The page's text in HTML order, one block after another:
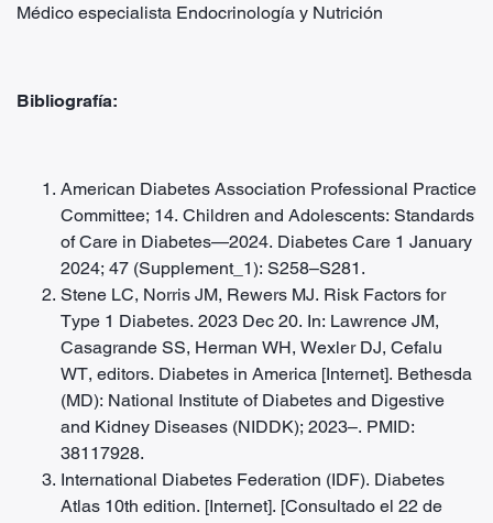
Médico especialista Endocrinología y Nutrición
Bibliografía:
American Diabetes Association Professional Practice
Committee; 14. Children and Adolescents: Standards
of Care in Diabetes—2024. Diabetes Care 1 January
2024; 47 (Supplement_1): S258–S281.
Stene LC, Norris JM, Rewers MJ. Risk Factors for
Type 1 Diabetes. 2023 Dec 20. In: Lawrence JM,
Casagrande SS, Herman WH, Wexler DJ, Cefalu
WT, editors. Diabetes in America [Internet]. Bethesda
(MD): National Institute of Diabetes and Digestive
and Kidney Diseases (NIDDK); 2023–. PMID:
38117928.
International Diabetes Federation (IDF). Diabetes
Atlas 10th edition. [Internet]. [Consultado el 22 de